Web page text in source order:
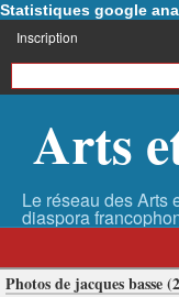
Statistiques google
Inscription
Arts
Photos de jacques basse